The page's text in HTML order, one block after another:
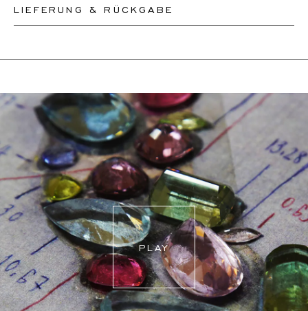
Unsere Ringe sind in den Größen 50-56 sofort lieferbar.
Wenn Sie sich über Ihre Ringgröße unsicher sind,
auszuwählen. Unsere Teammitglieder werden Ihnen per
E-Mail helfen, die richtige Ringgröße herauszufinden.
LIEFERUNG & RÜCKGABE
zurückgeben oder umtauschen.
Wenn eine Größenänderung erforderlich ist, werden
unsere Mitarbeiter den genauen Liefertermin mit Ihnen
abstimmen.
Für weitere Informationen besuchen Sie bitte unsere
FAQ's.
PLAY